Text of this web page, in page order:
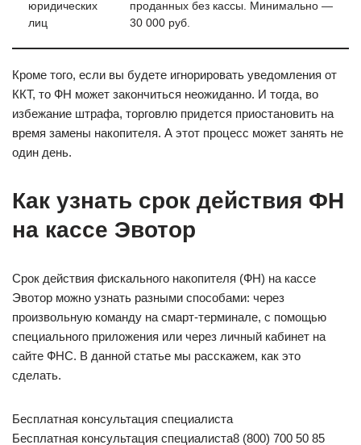
юридических
лиц
проданных без кассы. Минимально —
30 000 руб.
Кроме того, если вы будете игнорировать уведомления от
ККТ, то ФН может закончиться неожиданно. И тогда, во
избежание штрафа, торговлю придется приостановить на
время замены накопителя. А этот процесс может занять не
один день.
Как узнать срок действия ФН
на кассе Эвотор
Срок действия фискального накопителя (ФН) на кассе
Эвотор можно узнать разными способами: через
произвольную команду на смарт-терминале, с помощью
специального приложения или через личный кабинет на
сайте ФНС. В данной статье мы расскажем, как это
сделать.
Бесплатная консультация специалиста
Бесплатная консультация специалиста8 (800) 700 50 85